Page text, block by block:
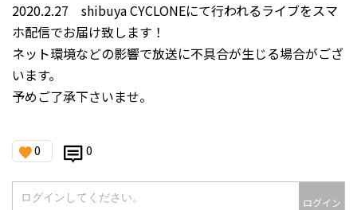
2020.2.27 shibuya CYCLONEにて行われるライブをスマ
ホ配信でお届け致します！
ネット環境などの影響で放送に不具合が生じる場合がござ
います。
予めご了承下さいませ。
0 0
ログイン